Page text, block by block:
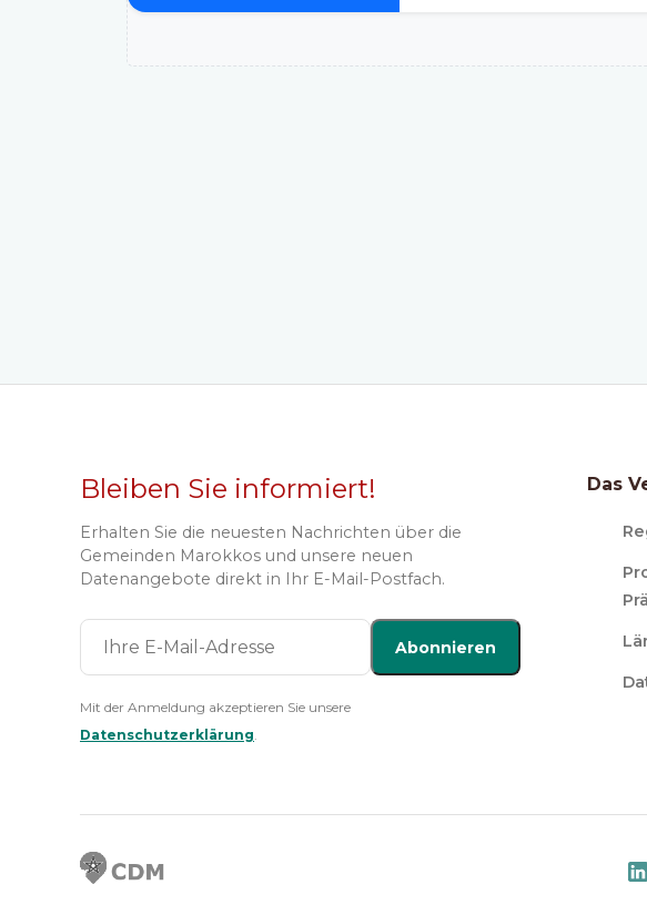
Bleiben Sie informiert!
Erhalten Sie die neuesten Nachrichten über die
Gemeinden Marokkos und unsere neuen
Datenangebote direkt in Ihr E-Mail-Postfach.
Abonnieren
Mit der Anmeldung akzeptieren Sie unsere
Datenschutzerklärung.
Das